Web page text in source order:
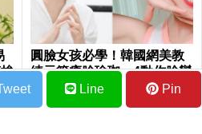
圓臉女孩必學！韓國網美教
練示範瘦臉瑜珈，4動作臉變
緊實超有感
Line Pin